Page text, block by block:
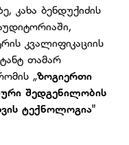
კახა ბენდუქიძის
კვალიფიკაციის
თამარ
„ზოგიერთი
შედგენილობის
ტექნოლოგია"